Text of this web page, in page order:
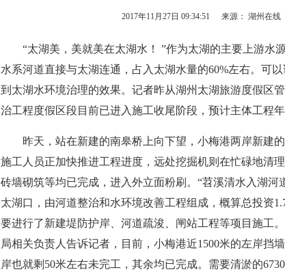
2017年11月27日 09:34:51 来源： 湖州在线
“太湖美，美就美在太湖水！ ”作为太湖的主要上游水
水系河道直接与太湖连通，占入太湖水量的60%左右。可
到太湖水环境治理的效果。记者昨从湖州太湖旅游度假区
治工程度假区段目前已进入施工收尾阶段，预计主体工程年
昨天，站在新建的南皋桥上向下望，小梅港两岸新建的
施工人员正加快推进工程进度，远处挖掘机则在忙碌地清
砖墙砌筑等均已完成，进入外立面粉刷。“苕溪清水入湖河
太湖口，由河道整治和水环境改善工程组成，概算总投资
要进行了新建堤防护岸、河道疏浚、闸站工程等项目施工
局相关负责人告诉记者，目前，小梅港近1500米的左岸挡
岸也就剩50米左右未完工，其余均已完成。需要清淤的